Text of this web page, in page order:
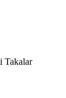
Takalar